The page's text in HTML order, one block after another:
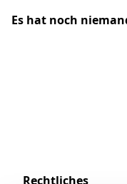
Es hat noch
Rechtliches